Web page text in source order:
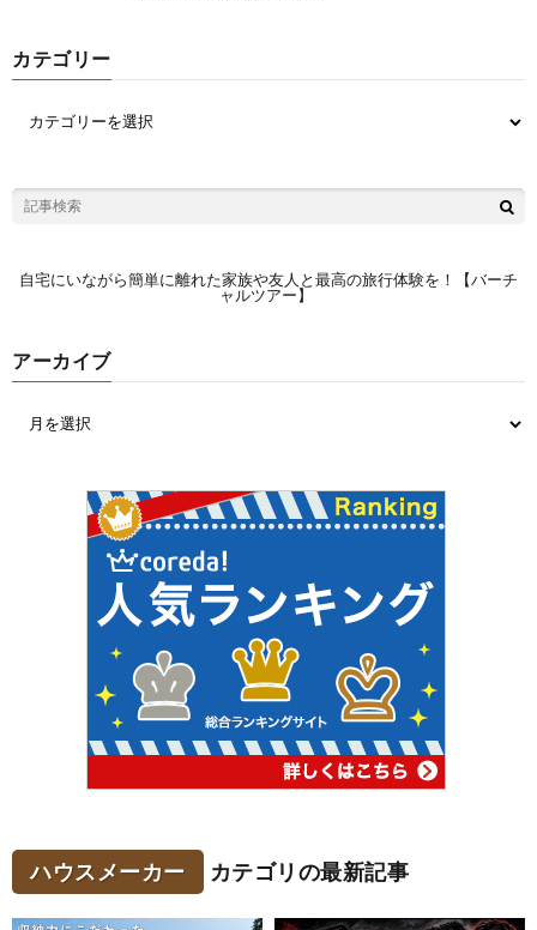
カテゴリー
自宅にいながら簡単に離れた家族や友人と最高の旅行体験を！【バーチ
ャルツアー】
アーカイブ
ハウスメーカー カテゴリの最新記事